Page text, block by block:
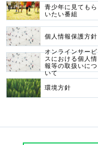
青少年に見てもら
いたい番組
個人情報保護方針
オンラインサービ
スにおける個人情
報等の取扱いにつ
いて
環境方針